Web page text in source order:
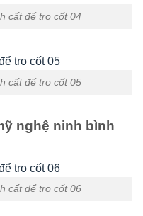
cất để tro cốt 04
cất để tro cốt 05
nghệ ninh bình
cất để tro cốt 06